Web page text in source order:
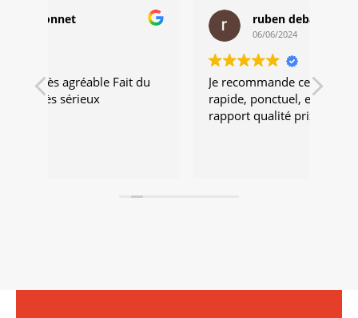
ruben debard
Je recommande cette artisan travaille
rapide, ponctuel, et très minutieux,
rapport qualité prix très corrects